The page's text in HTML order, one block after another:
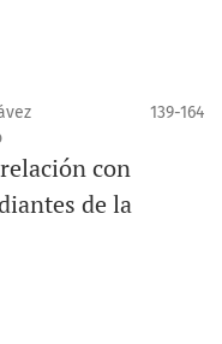
139-164
con
de la